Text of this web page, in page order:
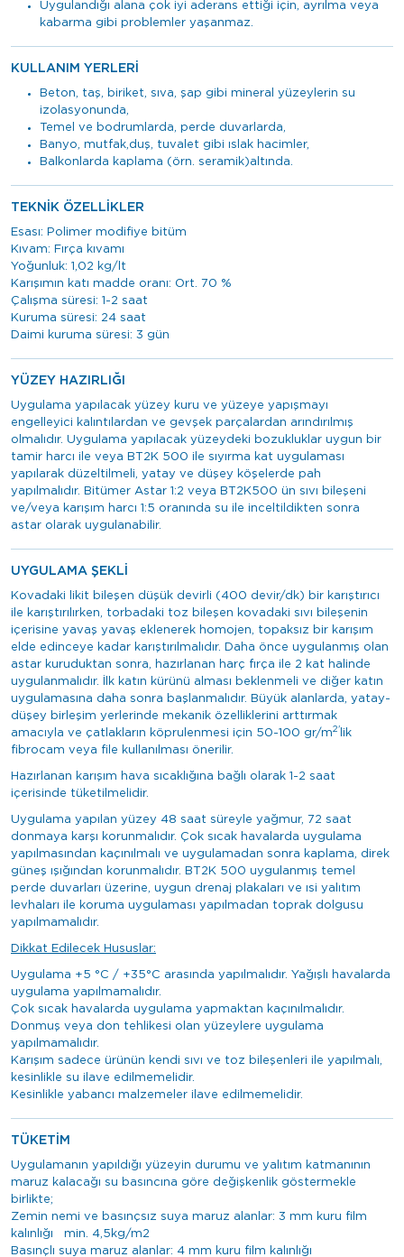
Uygulandığı alana çok iyi aderans ettiği için, ayrılma veya
kabarma gibi problemler yaşanmaz.
KULLANIM YERLERİ
Beton, taş, biriket, sıva, şap gibi mineral yüzeylerin su
izolasyonunda,
Temel ve bodrumlarda, perde duvarlarda,
Banyo, mutfak,duş, tuvalet gibi ıslak hacimler,
Balkonlarda kaplama (örn. seramik)altında.
TEKNİK ÖZELLİKLER
Esası: Polimer modifiye bitüm
Kıvam: Fırça kıvamı
Yoğunluk: 1,02 kg/lt
Karışımın katı madde oranı: Ort. 70 %
Çalışma süresi: 1-2 saat
Kuruma süresi: 24 saat
Daimi kuruma süresi: 3 gün
YÜZEY HAZIRLIĞI
Uygulama yapılacak yüzey kuru ve yüzeye yapışmayı
engelleyici kalıntılardan ve gevşek parçalardan arındırılmış
olmalıdır. Uygulama yapılacak yüzeydeki bozukluklar uygun bir
tamir harcı ile veya BT2K 500 ile sıyırma kat uygulaması
yapılarak düzeltilmeli, yatay ve düşey köşelerde pah
yapılmalıdır. Bitümer Astar 1:2 veya BT2K500 ün sıvı bileşeni
ve/veya karışım harcı 1:5 oranında su ile inceltildikten sonra
astar olarak uygulanabilir.
UYGULAMA ŞEKLİ
Kovadaki likit bileşen düşük devirli (400 devir/dk) bir karıştırıcı
ile karıştırılırken, torbadaki toz bileşen kovadaki sıvı bileşenin
içerisine yavaş yavaş eklenerek homojen, topaksız bir karışım
elde edinceye kadar karıştırılmalıdır. Daha önce uygulanmış olan
astar kuruduktan sonra, hazırlanan harç fırça ile 2 kat halinde
uygulanmalıdır. İlk katın kürünü alması beklenmeli ve diğer katın
uygulamasına daha sonra başlanmalıdır. Büyük alanlarda, yatay-
düşey birleşim yerlerinde mekanik özelliklerini arttırmak
amacıyla ve çatlakların köprulenmesi için 50-100 gr/m2' lik
fibrocam veya file kullanılması önerilir.
Hazırlanan karışım hava sıcaklığına bağlı olarak 1-2 saat
içerisinde tüketilmelidir.
Uygulama yapılan yüzey 48 saat süreyle yağmur, 72 saat
donmaya karşı korunmalıdır. Çok sıcak havalarda uygulama
yapılmasından kaçınılmalı ve uygulamadan sonra kaplama, direk
güneş ışığından korunmalıdır. BT2K 500 uygulanmış temel
perde duvarları üzerine, uygun drenaj plakaları ve ısi yalıtım
levhaları ile koruma uygulaması yapılmadan toprak dolgusu
yapılmamalıdır.
Dikkat Edilecek Hususlar:
Uygulama +5 °C / +35°C arasında yapılmalıdır. Yağışlı havalarda
uygulama yapılmamalıdır.
Çok sıcak havalarda uygulama yapmaktan kaçınılmalıdır.
Donmuş veya don tehlikesi olan yüzeylere uygulama
yapılmamalıdır.
Karışım sadece ürünün kendi sıvı ve toz bileşenleri ile yapılmalı,
kesinlikle su ilave edilmemelidir.
Kesinlikle yabancı malzemeler ilave edilmemelidir.
TÜKETİM
Uygulamanın yapıldığı yüzeyin durumu ve yalıtım katmanının
maruz kalacağı su basıncına göre değişkenlik göstermekle
birlikte;
Zemin nemi ve basınçsız suya maruz alanlar: 3 mm kuru film
kalınlığı min. 4,5kg/m2
Basınçlı suya maruz alanlar: 4 mm kuru film kalınlığı